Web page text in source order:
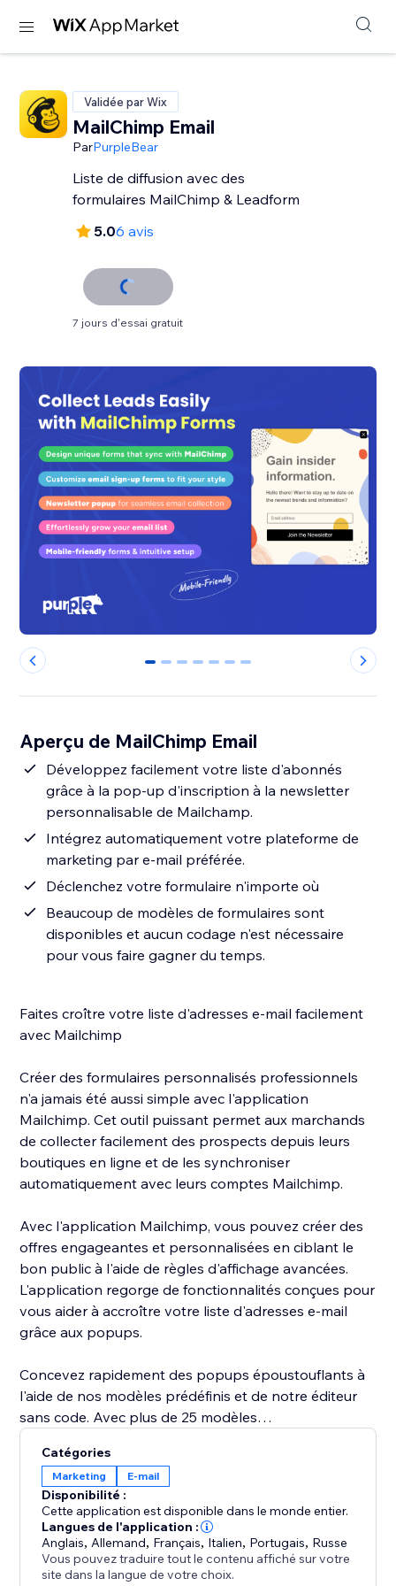
Validée par Wix
MailChimp Email
ParPurpleBear
Liste de diffusion avec des
formulaires MailChimp & Leadform
5.06 avis
7 jours d'essai gratuit
0 1 2 3 4 5 6
Aperçu de MailChimp Email
Développez facilement votre liste d'abonnés
grâce à la pop-up d'inscription à la newsletter
personnalisable de Mailchamp.
Intégrez automatiquement votre plateforme de
marketing par e-mail préférée.
Déclenchez votre formulaire n'importe où
Beaucoup de modèles de formulaires sont
disponibles et aucun codage n'est nécessaire
pour vous faire gagner du temps.
Faites croître votre liste d'adresses e-mail facilement
avec Mailchimp
Créer des formulaires personnalisés professionnels
n'a jamais été aussi simple avec l'application
Mailchimp. Cet outil puissant permet aux marchands
de collecter facilement des prospects depuis leurs
boutiques en ligne et de les synchroniser
automatiquement avec leurs comptes Mailchimp.
Avec l'application Mailchimp, vous pouvez créer des
offres engageantes et personnalisées en ciblant le
bon public à l'aide de règles d'affichage avancées.
L'application regorge de fonctionnalités conçues pour
vous aider à accroître votre liste d'adresses e-mail
grâce aux popups.
Concevez rapidement des popups époustouflants à
l'aide de nos modèles prédéfinis et de notre éditeur
sans code. Avec plus de 25 modèles
popups conformes à votre image de marque qui
atteignent les visiteurs adéquats au bon moment.
Intégrez parfaitement vos formulaires avec Mailchimp
en quelques clics seulement. L'application offre une
interface de formulaire entièrement personnalisable,
Catégories
Marketing E-mail
Disponibilité :
Cette application est disponible dans le monde entier.
Langues de l'application :
Anglais, Allemand, Français, Italien, Portugais, Russe
Vous pouvez traduire tout le contenu affiché sur votre
site dans la langue de votre choix.